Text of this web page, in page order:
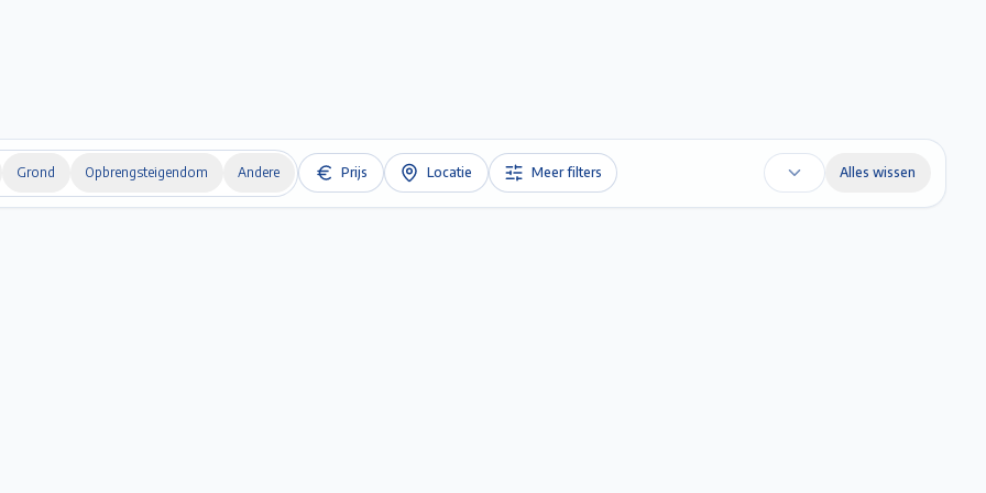
Grond Opbrengsteigendom Andere Prijs Locatie Meer filters Alles wissen